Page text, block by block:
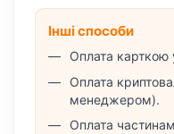
Інші способи
Оплата карткою
Оплата
менеджером).
Оплата